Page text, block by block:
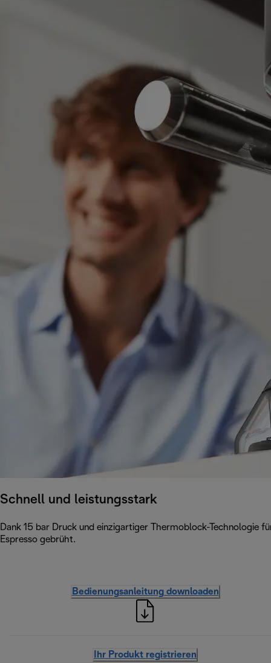
Schnell und leistungsstark
Dank 15 bar Druck und einzigartiger Thermoblock-Technologie
Espresso gebrüht.
Bedienungsanleitung downloaden
Ihr Produkt registrieren